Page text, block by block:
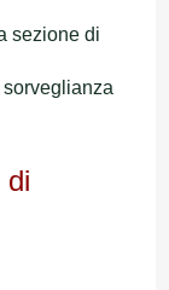
sezione di
di